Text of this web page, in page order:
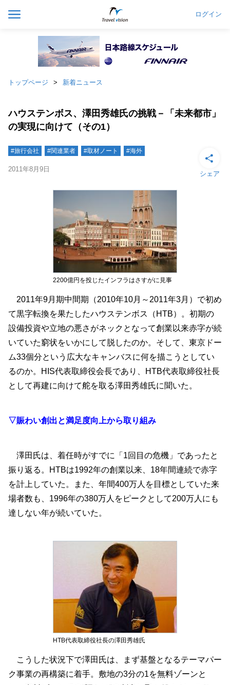
ログイン
トップページ 新着ニュース
ハウステンボス、澤田秀雄氏の挑戦－「未来都市」
の実現に向けて（その1）
#旅行会社 #関連業者 #取材ノート #海外
2011年8月9日
シェア
2200億円を投じたインフラはさすがに見事
2011年9月期中間期（2010年10月～2011年3月）で初め
て黒字転換を果たしたハウステンボス（HTB）。初期の
設備投資や立地の悪さがネックとなって創業以来赤字が続
いていた窮状をいかにして脱したのか。そして、東京ドー
ム33個分という広大なキャンバスに何を描こうとしてい
るのか。HIS代表取締役会長であり、HTB代表取締役社長
として再建に向けて舵を取る澤田秀雄氏に聞いた。
▽賑わい創出と満足度向上から取り組み
澤田氏は、着任時がすでに「1回目の危機」であったと
振り返る。HTBは1992年の創業以来、18年間連続で赤字
を計上していた。また、年間400万人を目標としていた来
場者数も、1996年の380万人をピークとして200万人にも
達しない年が続いていた。
HTB代表取締役社長の澤田秀雄氏
こうした状況下で澤田氏は、まず基盤となるテーマパー
ク事業の再構築に着手。敷地の3分の1を無料ゾーンと